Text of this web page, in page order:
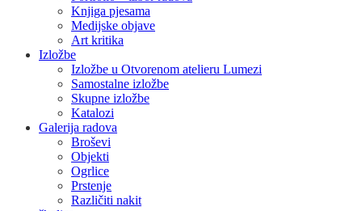
Knjiga pjesama
Medijske objave
Art kritika
Izložbe
Izložbe u Otvorenom atelieru Lumezi
Samostalne izložbe
Skupne izložbe
Katalozi
Galerija radova
Broševi
Objekti
Ogrlice
Prstenje
Različiti nakit